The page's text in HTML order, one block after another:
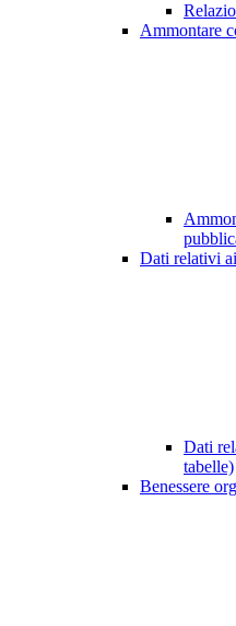
Ammontare
Dati relativi
Dati
tabelle)
Benessere